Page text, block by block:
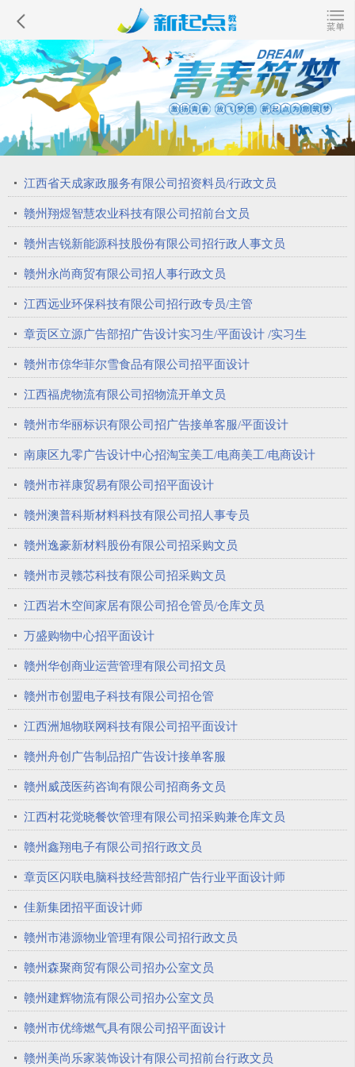
江西省天成家政服务有限公司招资料员/行政文员
赣州翔煜智慧农业科技有限公司招前台文员
赣州吉锐新能源科技股份有限公司招行政人事文员
赣州永尚商贸有限公司招人事行政文员
江西远业环保科技有限公司招行政专员/主管
章贡区立源广告部招广告设计实习生/平面设计 /实习生
赣州市倞华菲尔雪食品有限公司招平面设计
江西福虎物流有限公司招物流开单文员
赣州市华丽标识有限公司招广告接单客服/平面设计
南康区九零广告设计中心招淘宝美工/电商美工/电商设计
赣州市祥康贸易有限公司招平面设计
赣州澳普科斯材料科技有限公司招人事专员
赣州逸豪新材料股份有限公司招采购文员
赣州市灵赣芯科技有限公司招采购文员
江西岩木空间家居有限公司招仓管员/仓库文员
万盛购物中心招平面设计
赣州华创商业运营管理有限公司招文员
赣州市创盟电子科技有限公司招仓管
江西洲旭物联网科技有限公司招平面设计
赣州舟创广告制品招广告设计接单客服
赣州威茂医药咨询有限公司招商务文员
江西村花觉晓餐饮管理有限公司招采购兼仓库文员
赣州鑫翔电子有限公司招行政文员
章贡区闪联电脑科技经营部招广告行业平面设计师
佳新集团招平面设计师
赣州市港源物业管理有限公司招行政文员
赣州森聚商贸有限公司招办公室文员
赣州建辉物流有限公司招办公室文员
赣州市优缔燃气具有限公司招平面设计
赣州美尚乐家装饰设计有限公司招前台行政文员